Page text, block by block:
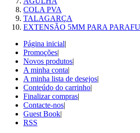
COLA PVA
TALAGARÇA
EXTENSÃO 5MM PARA
Página inicial|
Promoções|
Novos produtos|
A minha conta|
A minha lista de desejos|
Conteúdo do carrinho|
Finalizar compras|
Contacte-nos|
Guest Book|
RSS